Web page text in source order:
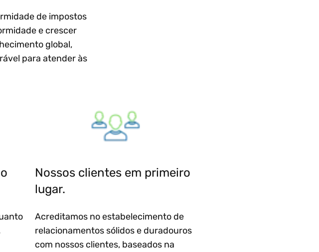
de impostos
e crescer
global,
para atender às
Nossos clientes em primeiro
lugar.
Acreditamos no estabelecimento de
relacionamentos sólidos e duradouros
com nossos clientes, baseados na